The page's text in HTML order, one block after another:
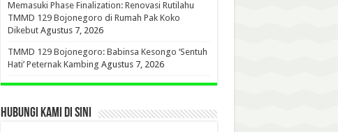
Memasuki Phase Finalization: Renovasi Rutilahu
TMMD 129 Bojonegoro di Rumah Pak Koko
Dikebut Agustus 7, 2026
TMMD 129 Bojonegoro: Babinsa Kesongo ‘Sentuh
Hati’ Peternak Kambing Agustus 7, 2026
HUBUNGI KAMI DI SINI